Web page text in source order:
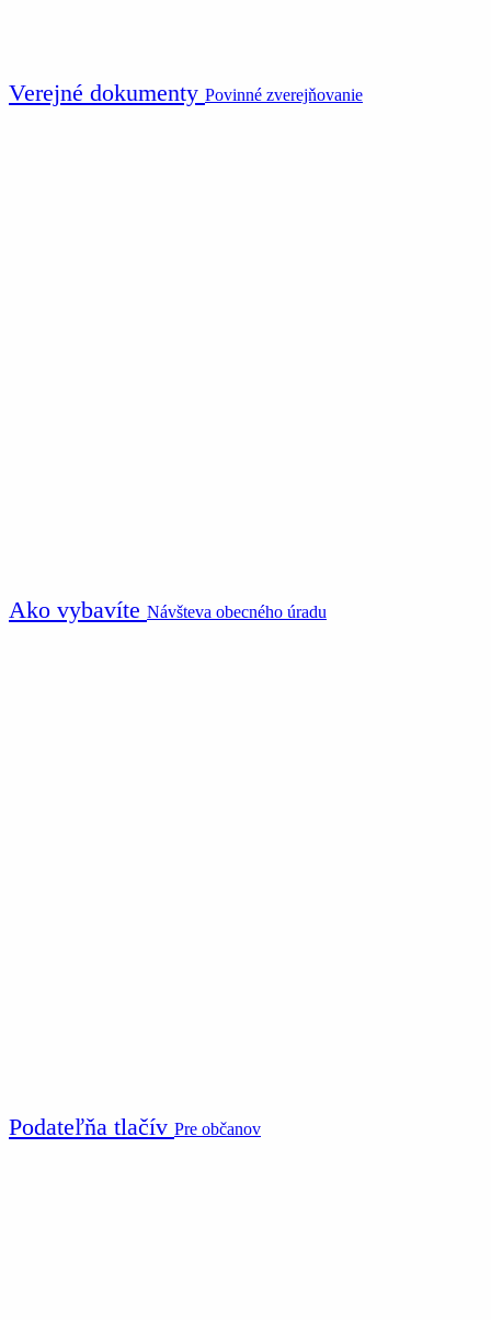
Verejné dokumenty Povinné zverejňovanie
Ako vybavíte Návšteva obecného úradu
Podateľňa tlačív Pre občanov